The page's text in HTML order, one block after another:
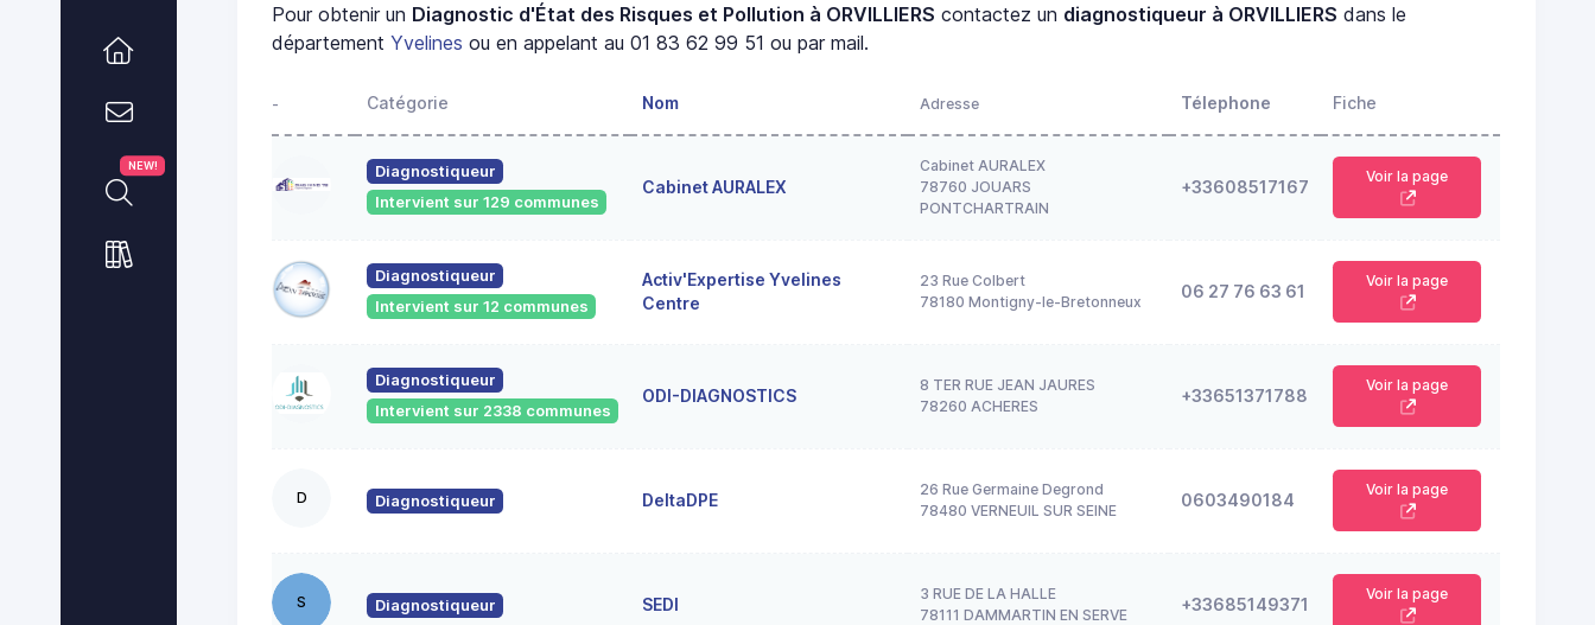
NEW!
Pour obtenir un Diagnostic d'État des Risques et Pollution à ORVILLIERS contactez un diagnostiqueur à ORVILLIERS dans le
départementYvelines ou en appelant au 01 83 62 99 51 ou par mail.
- Catégorie Nom Adresse Télephone Fiche
Diagnostiqueur
Intervient sur 129 communes
Cabinet AURALEX
Cabinet AURALEX
78760 JOUARS
PONTCHARTRAIN
+33608517167
Voir la page
Diagnostiqueur
Intervient sur 12 communes
Activ'Expertise Yvelines
Centre
23 Rue Colbert
78180 Montigny-le-Bretonneux
06 27 76 63 61
Voir la page
Diagnostiqueur
Intervient sur 2338 communes
ODI-DIAGNOSTICS
8 TER RUE JEAN JAURES
78260 ACHERES
+33651371788
Voir la page
D Diagnostiqueur DeltaDPE
26 Rue Germaine Degrond
78480 VERNEUIL SUR SEINE
0603490184
Voir la page
S Diagnostiqueur SEDI
3 RUE DE LA HALLE
78111 DAMMARTIN EN SERVE
+33685149371
Voir la page